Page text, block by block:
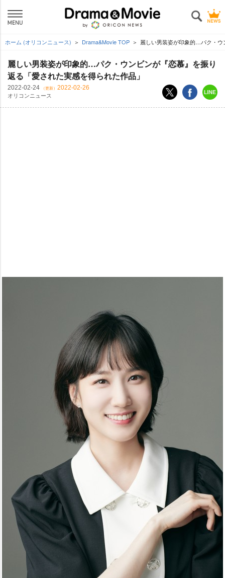
ホーム (オリコンニュース) Drama&Movie TOP 麗しい男装姿が印象的…パク・ウ
麗しい男装姿が印象的…パク・ウンビンが『恋慕』を振り
返る「愛された実感を得られた作品」
2022-02-24 （更新） 2022-02-26
オリコンニュース